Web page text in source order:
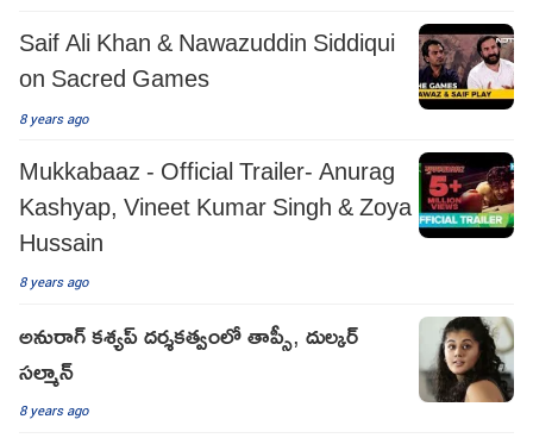
Saif Ali Khan & Nawazuddin Siddiqui
on Sacred Games
8 years ago
Mukkabaaz - Official Trailer- Anurag
Kashyap, Vineet Kumar Singh & Zoya
Hussain
8 years ago
అనురాగ్ క‌శ్య‌ప్ దర్శ‌క‌త్వంలో తాప్సీ, దుల్క‌ర్
స‌ల్మాన్‌
8 years ago